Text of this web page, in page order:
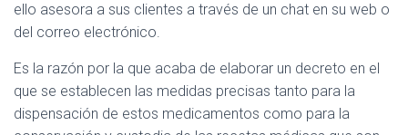
ello asesora a sus clientes a través de un chat en su web o
del correo electrónico.
Es la razón por la que acaba de elaborar un decreto en el
que se establecen las medidas precisas tanto para la
dispensación de estos medicamentos como para la